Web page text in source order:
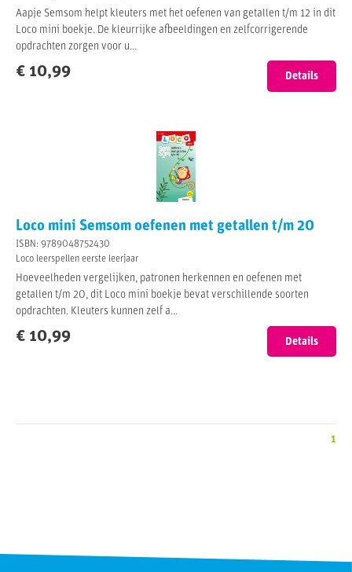
Aapje Semsom helpt kleuters met het oefenen van getallen t/m 12 in dit
Loco mini boekje. De kleurrijke afbeeldingen en zelfcorrigerende
opdrachten zorgen voor u...
€ 10,99 Details
Loco mini Semsom oefenen met getallen t/m 20
ISBN: 9789048752430
Loco leerspellen eerste leerjaar
Hoeveelheden vergelijken, patronen herkennen en oefenen met
getallen t/m 20, dit Loco mini boekje bevat verschillende soorten
opdrachten. Kleuters kunnen zelf a...
€ 10,99 Details
1